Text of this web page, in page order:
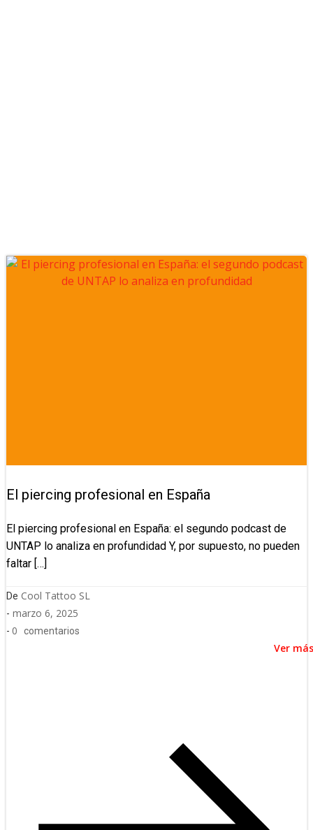
El piercing profesional en España
El piercing profesional en España: el segundo podcast de
UNTAP lo analiza en profundidad Y, por supuesto, no pueden
faltar […]
De Cool Tattoo SL
- marzo 6, 2025
- 0 comentarios
Ver más